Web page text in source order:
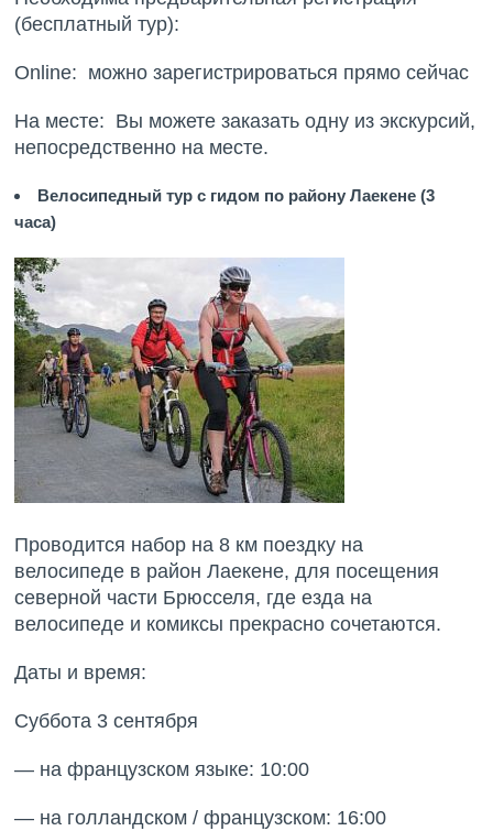
(бесплатный тур):
Online: можно зарегистрироваться прямо сейчас
На месте: Вы можете заказать одну из экскурсий,
непосредственно на месте.
Велосипедный тур с гидом по району Лаекене (3
часа)
Проводится набор на 8 км поездку на
велосипеде в район Лаекене, для посещения
северной части Брюсселя, где езда на
велосипеде и комиксы прекрасно сочетаются.
Даты и время:
Суббота 3 сентября
— на французском языке: 10:00
— на голландском / французском: 16:00